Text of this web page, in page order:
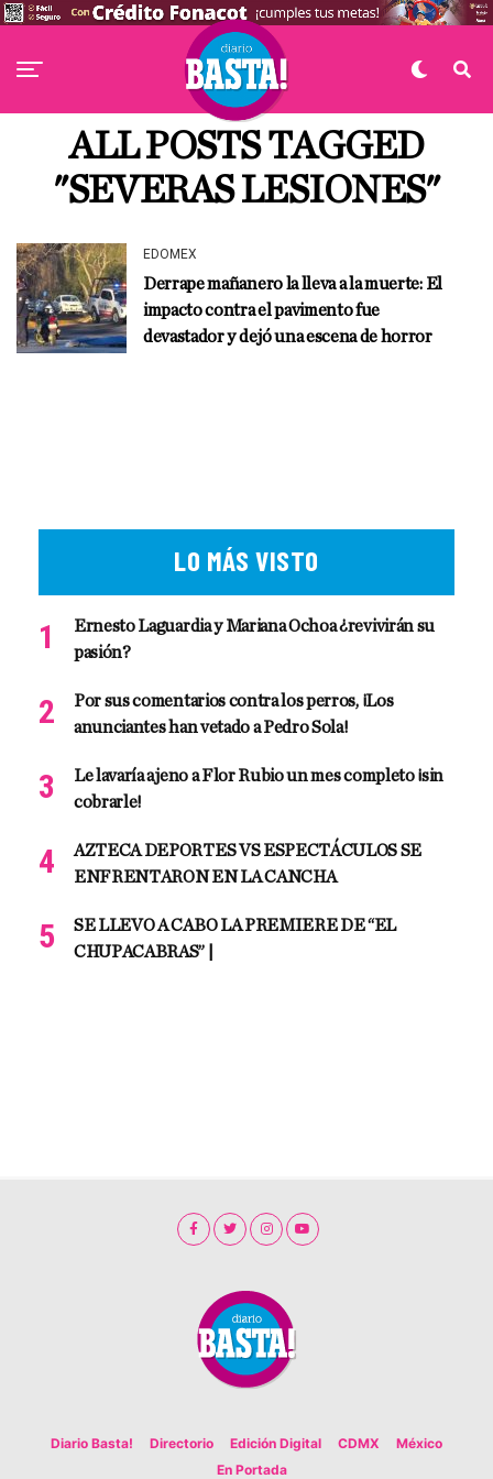
ALL POSTS TAGGED
"SEVERAS LESIONES"
EDOMEX
Derrape mañanero la lleva a la muerte: El
impacto contra el pavimento fue
devastador y dejó una escena de horror
LO MÁS VISTO
Ernesto Laguardia y Mariana Ochoa ¿revivirán su
pasión?
Por sus comentarios contra los perros, ¡Los
anunciantes han vetado a Pedro Sola!
Le lavaría ajeno a Flor Rubio un mes completo ¡sin
cobrarle!
AZTECA DEPORTES VS ESPECTÁCULOS SE
ENFRENTARON EN LA CANCHA
SE LLEVO A CABO LA PREMIERE DE “EL
CHUPACABRAS” |
Diario Basta! Directorio Edición Digital CDMX
México
En Portada